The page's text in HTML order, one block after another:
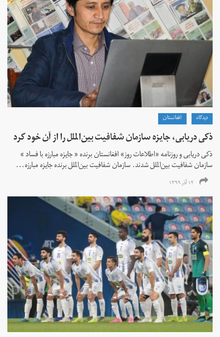
دیدگاه افغانستان
ذکی دریابی، جایزه سازمان شفافیت بین‌الملل را از آن خود کرد
ذکی دریابی و روزنامه «اطلاعات‌ روز» افغانستان برنده « جایزه مبارزه با فساد »
سازمان شفافیت بین‌الملل شدند. سازمان شفافیت بین‌الملل برنده جایزه مبارزه...
۱۲ آذر ۱۳۹۹